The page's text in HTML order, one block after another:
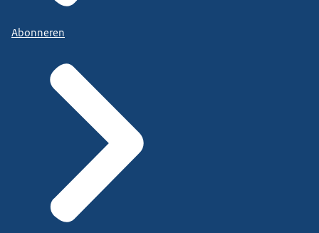
Abonneren